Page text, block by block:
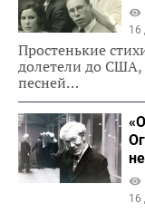
16
Простенькие
долетели до США,
песней…
16